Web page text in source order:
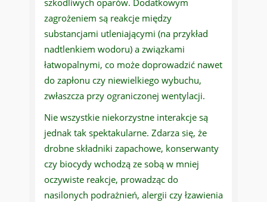
szkodliwych oparów. Dodatkowym
zagrożeniem są reakcje między
substancjami utleniającymi (na przykład
nadtlenkiem wodoru) a związkami
łatwopalnymi, co może doprowadzić nawet
do zapłonu czy niewielkiego wybuchu,
zwłaszcza przy ograniczonej wentylacji.
Nie wszystkie niekorzystne interakcje są
jednak tak spektakularne. Zdarza się, że
drobne składniki zapachowe, konserwanty
czy biocydy wchodzą ze sobą w mniej
oczywiste reakcje, prowadząc do
nasilonych podrażnień, alergii czy łzawienia